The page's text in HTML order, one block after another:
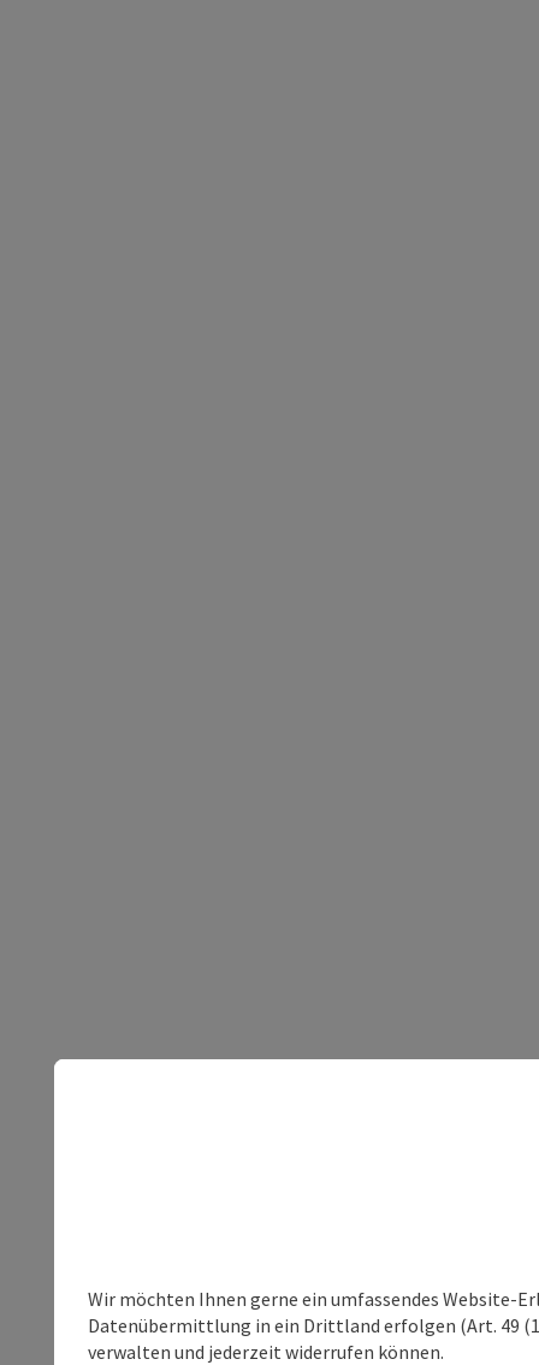
Wir möchten Ihnen gerne ein umfassendes Website-
Datenübermittlung in ein Drittland erfolgen (Art. 49
verwalten und jederzeit widerrufen können.